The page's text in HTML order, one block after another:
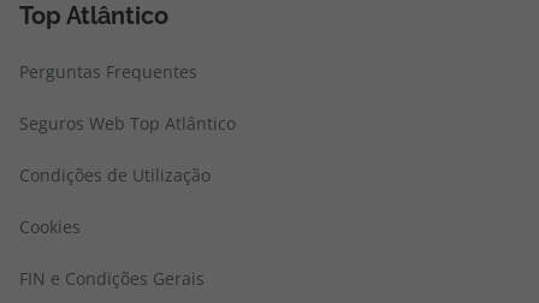
Top Atlântico
Perguntas Frequentes
Seguros Web Top Atlântico
Condições de Utilização
Cookies
FIN e Condições Gerais